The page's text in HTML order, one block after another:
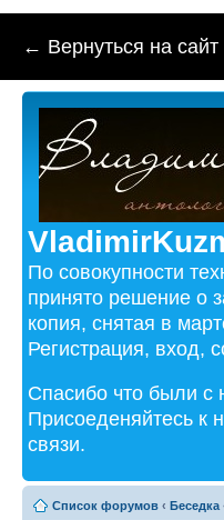
← Вернуться на сайт
По совокупности
принято решение о
копия, снятая в
Регистрация, вход,
Спасибо что были с
Присоеденяйтесь к
связи.
Список форумов ‹ Беседка